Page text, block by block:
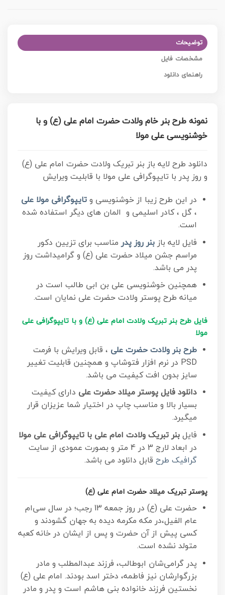
توضیحات
مشخصات فایل
راهنمای دانلود
نمونه طرح بنر خام ولادت حضرت امام علی (ع) و با
خوشنویسی علی مولا
دانلود طرح لایه باز بنر تبریک ولادت حضرت امام علی (ع)
و روز پدر با تایپوگرافی علی مولا با قابلیت ویرایش
در این طرح زیبا از خوشنویسی و تایپوگرافی مولا علی
، گل ، کادر اسلیمی و المان های دیگر استفاده شده
است.
فایل لایه باز بنر روز پدر مناسب برای تزیین دکور
مراسم جشن میلاد حضرت علی (ع) و گرامیداشت روز
پدر می باشد.
همچنین خوشنویسی علی بن ابی طالب است در
میانه طرح پوستر ولادت حضرت علی نمایان است.
فایل طرح بنر تبریک ولادت امام علی (ع) و با تایپوگرافی علی
مولا
طرح بنر ولادت حضرت علی ، قابل ویرایش با فرمت
PSD در نرم افزار فتوشاپ و همچنین قابلیت تغییر
سایز بدون افت کیفیت می باشد.
دانلود فایل پوستر میلاد حضرت علی دارای کیفیت
بسیار بالا و مناسب چاپ در اختیار شما عزیزان قرار
میگیرد.
فایل بنر تبریک ولادت امام علی با تایپوگرافی علی مولا
در ابعاد لارج 3 در 4 متر و بصورت عمودی از سایت
گرافیک طرحقابل دانلود می باشد.
پوستر تبریک میلاد حضرت امام علی (ع)
حضرت علی (ع) در روز جمعه 13 رجب؛ در سال سى‌‏ام
عام الفیل،در مکه مکرمه دیده به جهان گشودند و
کسی پیش از آن حضرت و پس از ایشان در خانه کعبه
متولد نشده است.
پدر گرامی‌شان ابوطالب، فرزند عبدالمطلب و مادر
بزرگوارشان نیز فاطمه، دختر اسد بودند. امام علی (ع)
نخستین فرزند خانواده بنی هاشم است و پدر و مادر